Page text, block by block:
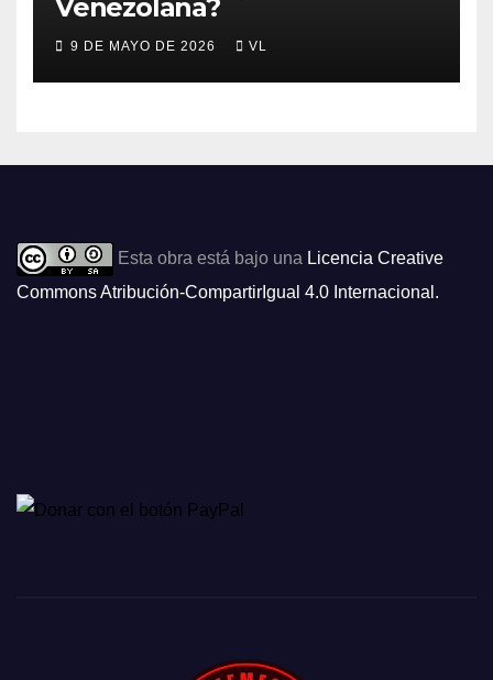
Venezolana?
9 DE MAYO DE 2026 VL
Esta obra está bajo una Licencia Creative
Commons Atribución-CompartirIgual 4.0 Internacional .